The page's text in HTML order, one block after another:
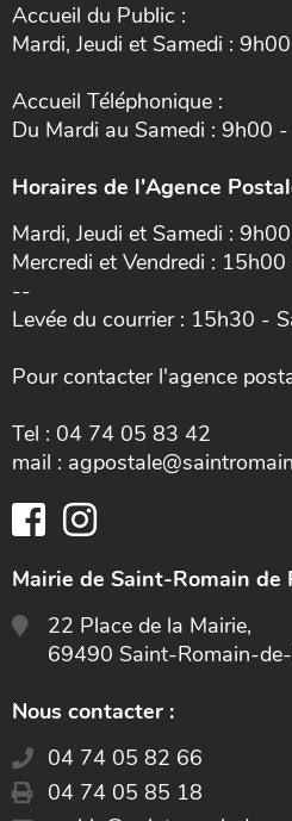
Accueil du Public :
Mardi, Jeudi et Samedi :
Accueil Téléphonique :
Du Mardi au Samedi : 9h00
Horaires de l'Agence
Mardi, Jeudi et Samedi :
Mercredi et Vendredi :
--
Levée du courrier : 15h30 -
Pour contacter l'agence
Tel : 04 74 05 83 42
mail :
Mairie de Saint-Romain de
22 Place de la Mairie,
69490 Saint-Romain-
Nous contacter :
04 74 05 82 66
04 74 05 85 18